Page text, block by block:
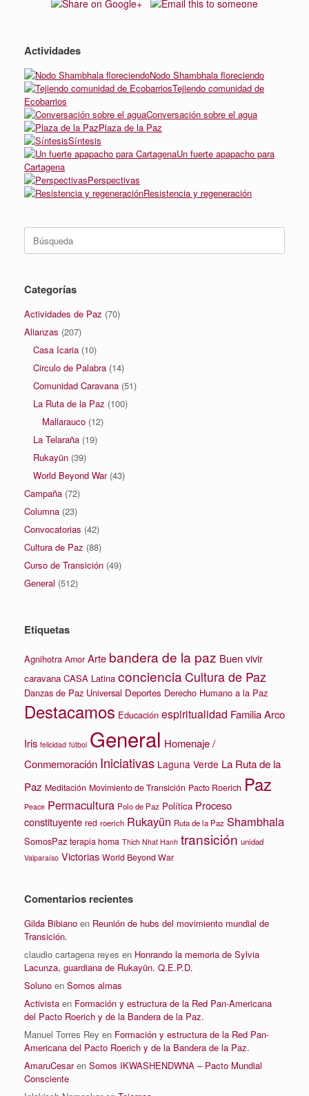
Actividades
Nodo Shambhala floreciendo
Tejiendo comunidad de
Ecobarrios
Conversación sobre el agua
Plaza de la Paz
Síntesis
Un fuerte apapacho para
Cartagena
Perspectivas
Resistencia y regeneración
Categorías
Actividades de Paz (70)
Alianzas (207)
Casa Icaria (10)
Circulo de Palabra (14)
Comunidad Caravana (51)
La Ruta de la Paz (100)
Mallarauco (12)
La Telaraña (19)
Rukayün (39)
World Beyond War(43)
Campaña (72)
Columna (23)
Convocatorias (42)
Cultura de Paz (88)
Curso de Transición (49)
General (512)
Etiquetas
Agnihotra Amor Arte bandera de la paz Buen vivir
caravana CASA Latina concienciaCultura de Paz
Danzas de Paz Universal Deportes Derecho Humano a la Paz
Destacamos Educación espiritualidad Familia Arco
Iris felicidad fútbol General Homenaje /
Conmemoración Iniciativas Laguna Verde La Ruta de la
Paz Meditación Movimiento de Transición Pacto Roerich Paz
Peace Permacultura Polo de Paz Política Proceso
constituyente red roerich Rukayün Ruta de la Paz Shambhala
SomosPaz terapia homa Thich Nhat Hanh transición unidad
Valparaíso Victorias World Beyond War
Comentarios recientes
Gilda Bibiano en Reunión de hubs del movimiento mundial de
Transición.
claudio cartagena reyes en Honrando la memoria de Sylvia
Lacunza, guardiana de Rukayün. Q.E.P.D.
Soluno en Somos almas
Activista en Formación y estructura de la Red Pan-Americana
del Pacto Roerich y de la Bandera de la Paz.
Manuel Torres Rey en Formación y estructura de la Red Pan-
Americana del Pacto Roerich y de la Bandera de la Paz.
AmaruCesaren Somos IKWASHENDWNA – Pacto Mundial
Consciente